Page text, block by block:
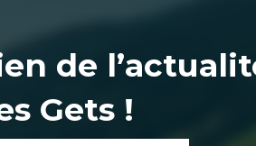
de
Gets !